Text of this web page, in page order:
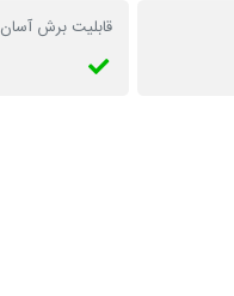
قابلیت برش آسان